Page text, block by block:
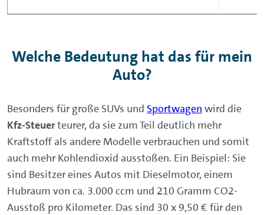
Welche Bedeutung hat das für mein
Auto?
Besonders für große SUVs und Sportwagen wird die
Kfz-Steuerteurer, da sie zum Teil deutlich mehr
Kraftstoff als andere Modelle verbrauchen und somit
auch mehr Kohlendioxid ausstoßen. Ein Beispiel: Sie
sind Besitzer eines Autos mit Dieselmotor, einem
Hubraum von ca. 3.000 ccm und 210 Gramm CO2-
Ausstoß pro Kilometer. Das sind 30 x 9,50 € für den